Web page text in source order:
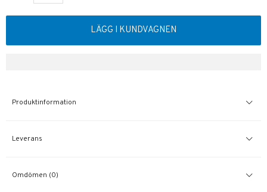
LÄGG I KUNDVAGNEN
Produktinformation
Leverans
Omdömen (0)